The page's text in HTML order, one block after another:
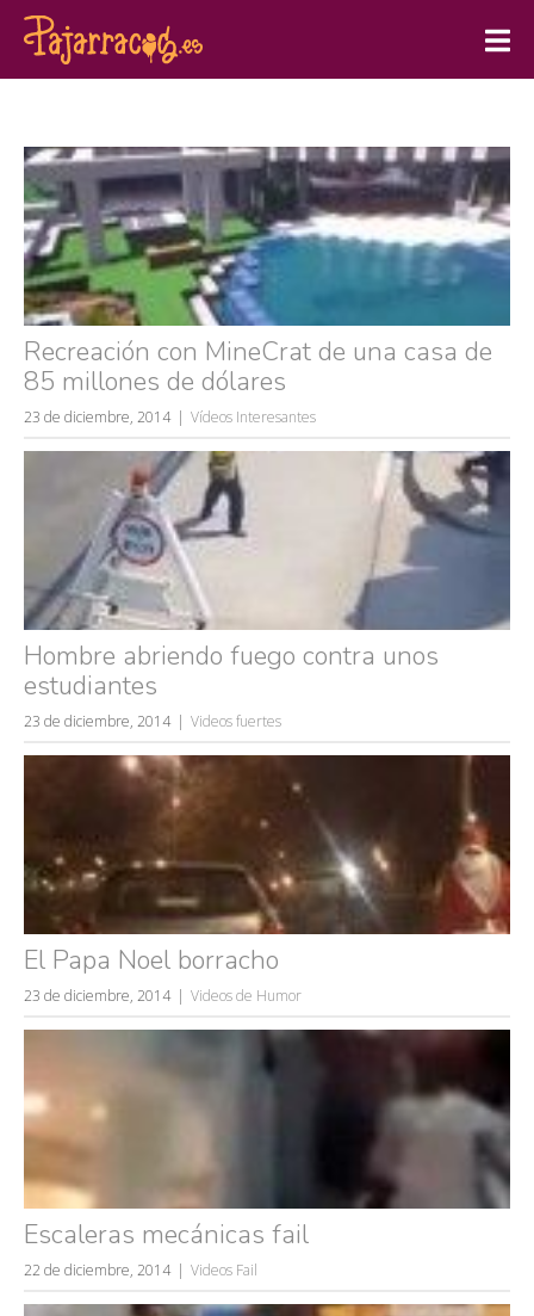
Recreación con MineCrat de una casa de
85 millones de dólares
23 de diciembre, 2014 Vídeos Interesantes
Hombre abriendo fuego contra unos
estudiantes
23 de diciembre, 2014 Videos fuertes
El Papa Noel borracho
23 de diciembre, 2014 Videos de Humor
Escaleras mecánicas fail
22 de diciembre, 2014 Videos Fail